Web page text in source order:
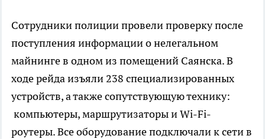
Сотрудники полиции провели проверку после
поступления информации о нелегальном
майнинге в одном из помещений Саянска. В
ходе рейда изъяли 238 специализированных
устройств, а также сопутствующую технику:
компьютеры, маршрутизаторы и Wi-Fi-
роутеры. Все оборудование подключали к сети в